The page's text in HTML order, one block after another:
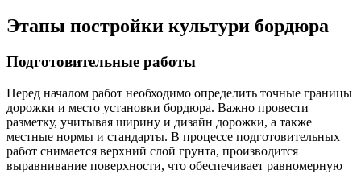
Этапы постройки культури бордюра
Подготовительные работы
Перед началом работ необходимо определить точные границы
дорожки и место установки бордюра. Важно провести
разметку, учитывая ширину и дизайн дорожки, а также
местные нормы и стандарты. В процессе подготовительных
работ снимается верхний слой грунта, производится
выравнивание поверхности, что обеспечивает равномерную